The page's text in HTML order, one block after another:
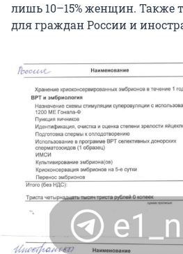
лишь 10–15% женщин. Также
для граждан России и